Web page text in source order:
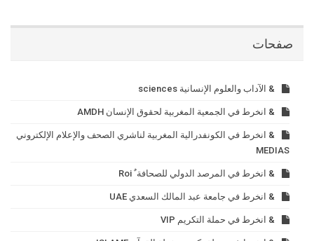
صفحات
& الآداب والعلوم الإنسانية sciences
& انخرط في الجمعية المغربية لحقوق الإنسان AMDH
& انخرط في الكونفدرالية المغربية لناشري الصحف والإعلام الإلكتروني
MEDIAS
& انخرط في المرصد الدولي للصحافة ٌ Roi
& انخرط في جامعة عبد المالك السعدي UAE
& انخرط في حملة التكريم VIP